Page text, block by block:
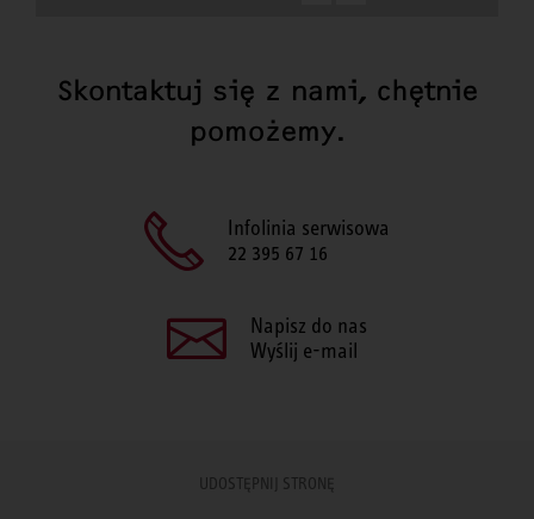
Skontaktuj się z nami, chętnie
pomożemy.
Infolinia serwisowa
22 395 67 16
Napisz do nas
Wyślij e-mail
UDOSTĘPNIJ STRONĘ